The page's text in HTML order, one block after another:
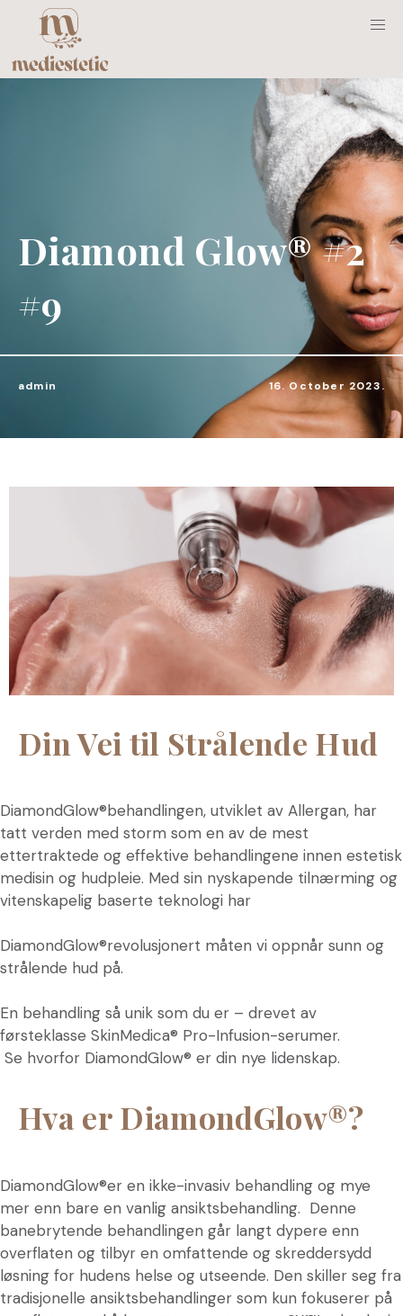
Diamond Glow® #2
#9
admin 16. October 2023.
Din Vei til Strålende Hud
DiamondGlow®behandlingen, utviklet av Allergan, har
tatt verden med storm som en av de mest
ettertraktede og effektive behandlingene innen estetisk
medisin og hudpleie. Med sin nyskapende tilnærming og
vitenskapelig baserte teknologi har
DiamondGlow®revolusjonert måten vi oppnår sunn og
strålende hud på.
En behandling så unik som du er – drevet av
førsteklasse SkinMedica® Pro-Infusion-serumer.
Se hvorfor DiamondGlow® er din nye lidenskap.
Hva er DiamondGlow®?
DiamondGlow®er en ikke-invasiv behandling og mye
mer enn bare en vanlig ansiktsbehandling. Denne
banebrytende behandlingen går langt dypere enn
overflaten og tilbyr en omfattende og skreddersydd
løsning for hudens helse og utseende. Den skiller seg fra
tradisjonelle ansiktsbehandlinger som kun fokuserer på